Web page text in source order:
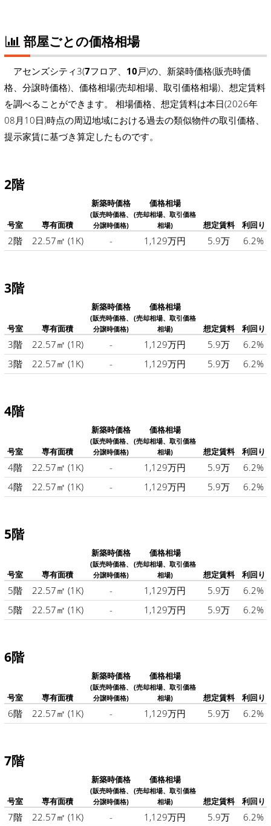
部屋ごとの価格相場
アセンズシティ3(7フロア、 10戸)の、新築時価格(販売時価
格、分譲時価格)、価格相場(売却相場、取引価格相場)、想定賃料
を調べることができます。 相場価格、想定賃料は本日(2026年
08月10日)時点の周辺地域における過去の類似物件の取引価格、
提示家賃に基づき算定したものです。
2階
号室 専有面積
新築時価格
(販売時価格、
分譲時価格)
価格相場
(売却相場、取引価格
相場)
想定賃料 利回り
2階 22.57㎡ (1K) - 1,129万円 5.9万 6.2%
3階
号室 専有面積
新築時価格
(販売時価格、
分譲時価格)
価格相場
(売却相場、取引価格
相場)
想定賃料 利回り
3階 22.57㎡ (1R) - 1,129万円 5.9万
6.2%
3階
22.57㎡ (1K) - 1,129万円 5.9万 6.2%
4階
号室 専有面積
新築時価格
(販売時価格、
分譲時価格)
価格相場
(売却相場、取引価格
相場)
想定賃料 利回り
4階 22.57㎡ (1K) - 1,129万円 5.9万
6.2%
4階
22.57㎡ (1K) - 1,129万円 5.9万 6.2%
5階
号室 専有面積
新築時価格
(販売時価格、
分譲時価格)
価格相場
(売却相場、取引価格
相場)
想定賃料 利回り
5階 22.57㎡ (1K) - 1,129万円 5.9万
6.2%
5階
22.57㎡ (1K) - 1,129万円 5.9万 6.2%
6階
号室 専有面積
新築時価格
(販売時価格、
分譲時価格)
価格相場
(売却相場、取引価格
相場)
想定賃料 利回り
6階 22.57㎡ (1K) - 1,129万円 5.9万 6.2%
7階
号室 専有面積
新築時価格
(販売時価格、
分譲時価格)
価格相場
(売却相場、取引価格
相場)
想定賃料 利回り
7階 22.57㎡ (1K) - 1,129万円 5.9万 6.2%